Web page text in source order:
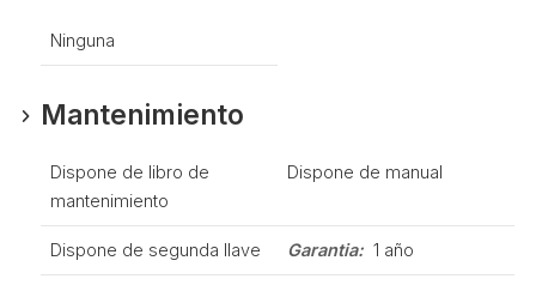
Ninguna
Mantenimiento
Dispone de libro de
mantenimiento
Dispone de manual
Dispone de segunda llave Garantia: 1 año